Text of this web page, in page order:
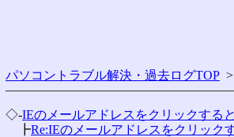
パソコントラブル解決・過去ログTOP >
◇-IEのメールアドレスをクリックすると
┣Re:IEのメールアドレスをクリック